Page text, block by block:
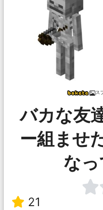
ス
バカな友
ー組ませ
なっ
21